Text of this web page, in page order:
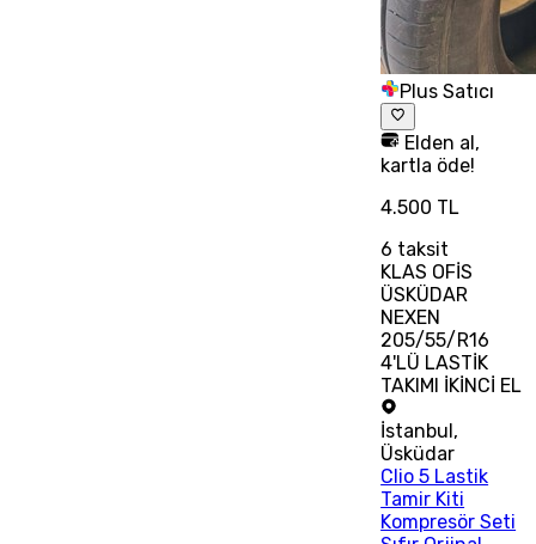
Plus Satıcı
Elden al,
kartla öde!
4.500 TL
6 taksit
KLAS OFİS
ÜSKÜDAR
NEXEN
205/55/R16
4'LÜ LASTİK
TAKIMI İKİNCİ EL
İstanbul,
Üsküdar
Clio 5 Lastik
Tamir Kiti
Kompresör Seti